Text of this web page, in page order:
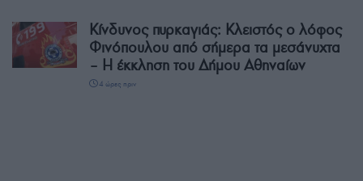
Κίνδυνος πυρκαγιάς: Κλειστός ο λόφος
Φινόπουλου από σήμερα τα μεσάνυχτα
– Η έκκληση του Δήμου Αθηναίων
4 ώρες πριν